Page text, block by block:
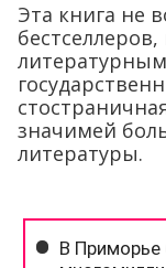
Эта книга не
значимей
литературы.